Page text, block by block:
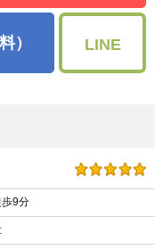
） LINE
9分